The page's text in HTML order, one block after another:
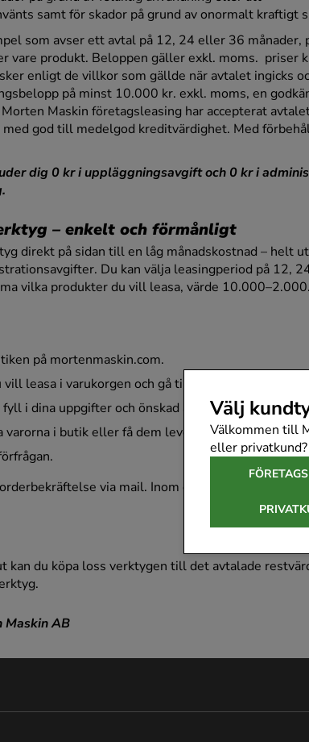
Välj
Välkommen till
eller privatkund?
samt för skador på grund av onormalt kraftigt
som avser ett avtal på 12, 24 eller 36 månader,
vare produkt. Beloppen gäller exkl. moms. priser
enligt de villkor som gällde när avtalet ingicks
på minst 10.000 kr. exkl. moms, en
Maskin företagsleasing har accepterat
god till medelgod kreditvärdighet. Med
dig 0 kr i uppläggningsavgift och 0 kr i
– enkelt och förmånligt
direkt på sidan till en låg månadskostnad – helt
Du kan välja leasingperiod på 12,
vilka produkter du vill leasa, värde
på mortenmaskin.com.
leasa i varukorgen och gå till kassan.
i dina uppgifter och önskad avtalstid.
varorna i butik eller få dem levererade.
via mail. Inom en arbetsdag får
kan du köpa loss verktygen till det avtalade
Maskin AB